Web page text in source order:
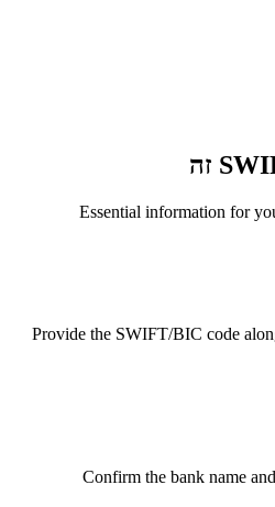
Essential information for
Provide the SWIFT/BIC code
Confirm the bank name